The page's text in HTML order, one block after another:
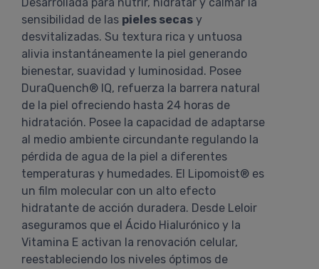
sensibilidad de las pieles secas y
desvitalizadas. Su textura rica y untuosa
alivia instantáneamente la piel generando
bienestar, suavidad y luminosidad. Posee
DuraQuench® IQ, refuerza la barrera natural
de la piel ofreciendo hasta 24 horas de
hidratación. Posee la capacidad de adaptarse
al medio ambiente circundante regulando la
pérdida de agua de la piel a diferentes
temperaturas y humedades. El Lipomoist® es
un film molecular con un alto efecto
hidratante de acción duradera. Desde Leloir
aseguramos que el Ácido Hialurónico y la
Vitamina E activan la renovación celular,
reestableciendo los niveles óptimos de